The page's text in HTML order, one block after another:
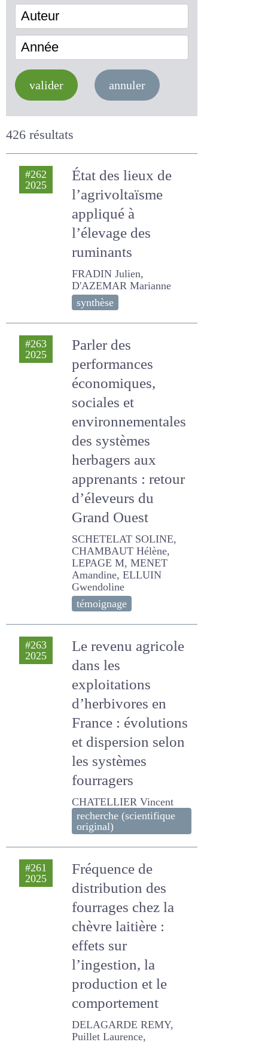
Auteur
valider annuler
426 résultats
#262
État des lieux de
l’agrivoltaïsme
appliqué à l’élevage
des ruminants
FRADIN Julien, D'AZEMAR
Marianne
synthèse
#263
2025
Parler des
performances
économiques,
sociales et
environnementales
des systèmes
herbagers aux
apprenants : retour
d’éleveurs du Grand
Ouest
SCHETELAT SOLINE,
CHAMBAUT Hélène,
LEPAGE M, MENET
Amandine, ELLUIN
Gwendoline
témoignage
#263
2025
Le revenu agricole
dans les
exploitations
d’herbivores en
France : évolutions
et dispersion selon
les systèmes
fourragers
CHATELLIER Vincent
recherche (scientifique
original)
#261
2025
Fréquence de
distribution des
fourrages chez la
chèvre laitière :
effets sur
l’ingestion, la
production et le
comportement
DELAGARDE REMY, Puillet
Laurence, CAILLAT